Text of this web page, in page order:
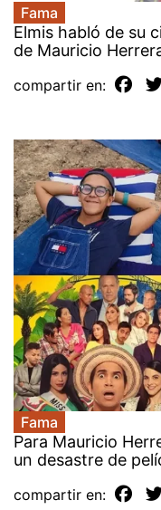
Fama
Elmis habló de su
de Mauricio
compartir en:
Fama
Para Mauricio
un desastre de
compartir en: